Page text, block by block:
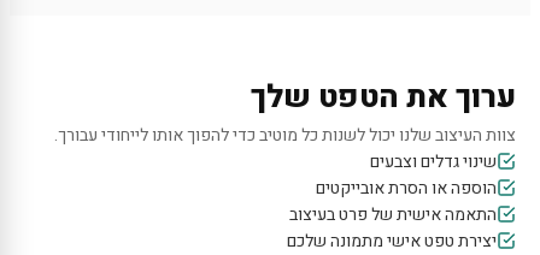
ערוך את הטפט שלך
צוות העיצוב שלנו יכול לשנות כל מוטיב כדי להפוך אותו לייחודי עבורך.
שינוי גדלים וצבעים
הוספה או הסרת אובייקטים
התאמה אישית של פרט בעיצוב
יצירת טפט אישי מתמונה שלכם